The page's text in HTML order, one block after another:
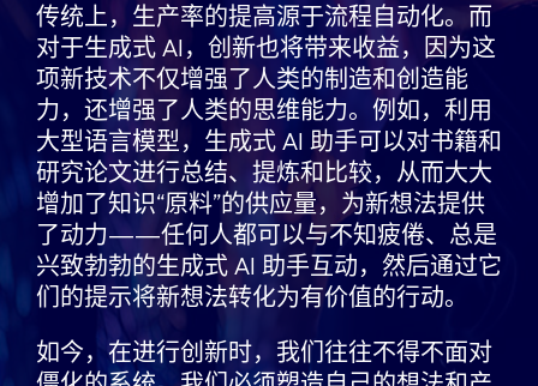
传统上，生产率的提高源于流程自动化。而
对于生成式 AI，创新也将带来收益，因为这
项新技术不仅增强了人类的制造和创造能
力，还增强了人类的思维能力。例如，利用
大型语言模型，生成式 AI 助手可以对书籍和
研究论文进行总结、提炼和比较，从而大大
增加了知识“原料”的供应量，为新想法提供
了动力——任何人都可以与不知疲倦、总是
兴致勃勃的生成式 AI 助手互动，然后通过它
们的提示将新想法转化为有价值的行动。
如今，在进行创新时，我们往往不得不面对